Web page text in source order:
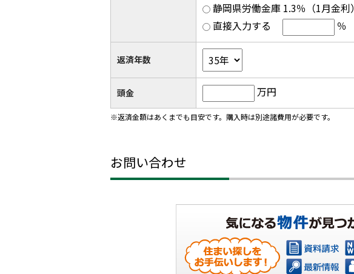
静岡県労働金庫 1.3％（1月金利）
直接入力する
％
返済年数
頭金 万円
※返済金額はあくまでも目安です。購入時は別途諸費用が必要です。
お問い合わせ